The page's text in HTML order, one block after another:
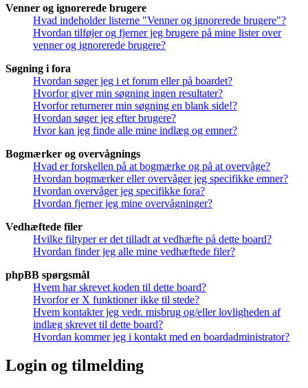
Venner og ignorerede brugere
Hvad indeholder listerne "Venner og ignorerede brugere"?
Hvordan tilføjer og fjerner jeg brugere på mine lister over
venner og ignorerede brugere?
Søgning i fora
Hvordan søger jeg i et forum eller på boardet?
Hvorfor giver min søgning ingen resultater?
Hvorfor returnerer min søgning en blank side!?
Hvordan søger jeg efter brugere?
Hvor kan jeg finde alle mine indlæg og emner?
Bogmærker og overvågnings
Hvad er forskellen på at bogmærke og på at overvåge?
Hvordan bogmærker eller overvåger jeg specifikke emner?
Hvordan overvåger jeg specifikke fora?
Hvordan fjerner jeg mine overvågninger?
Vedhæftede filer
Hvilke filtyper er det tilladt at vedhæfte på dette board?
Hvordan finder jeg alle mine vedhæftede filer?
phpBB spørgsmål
Hvem har skrevet koden til dette board?
Hvorfor er X funktioner ikke til stede?
Hvem kontakter jeg vedr. misbrug og/eller lovligheden af
indlæg skrevet til dette board?
Hvordan kommer jeg i kontakt med en boardadministrator?
Login og tilmelding